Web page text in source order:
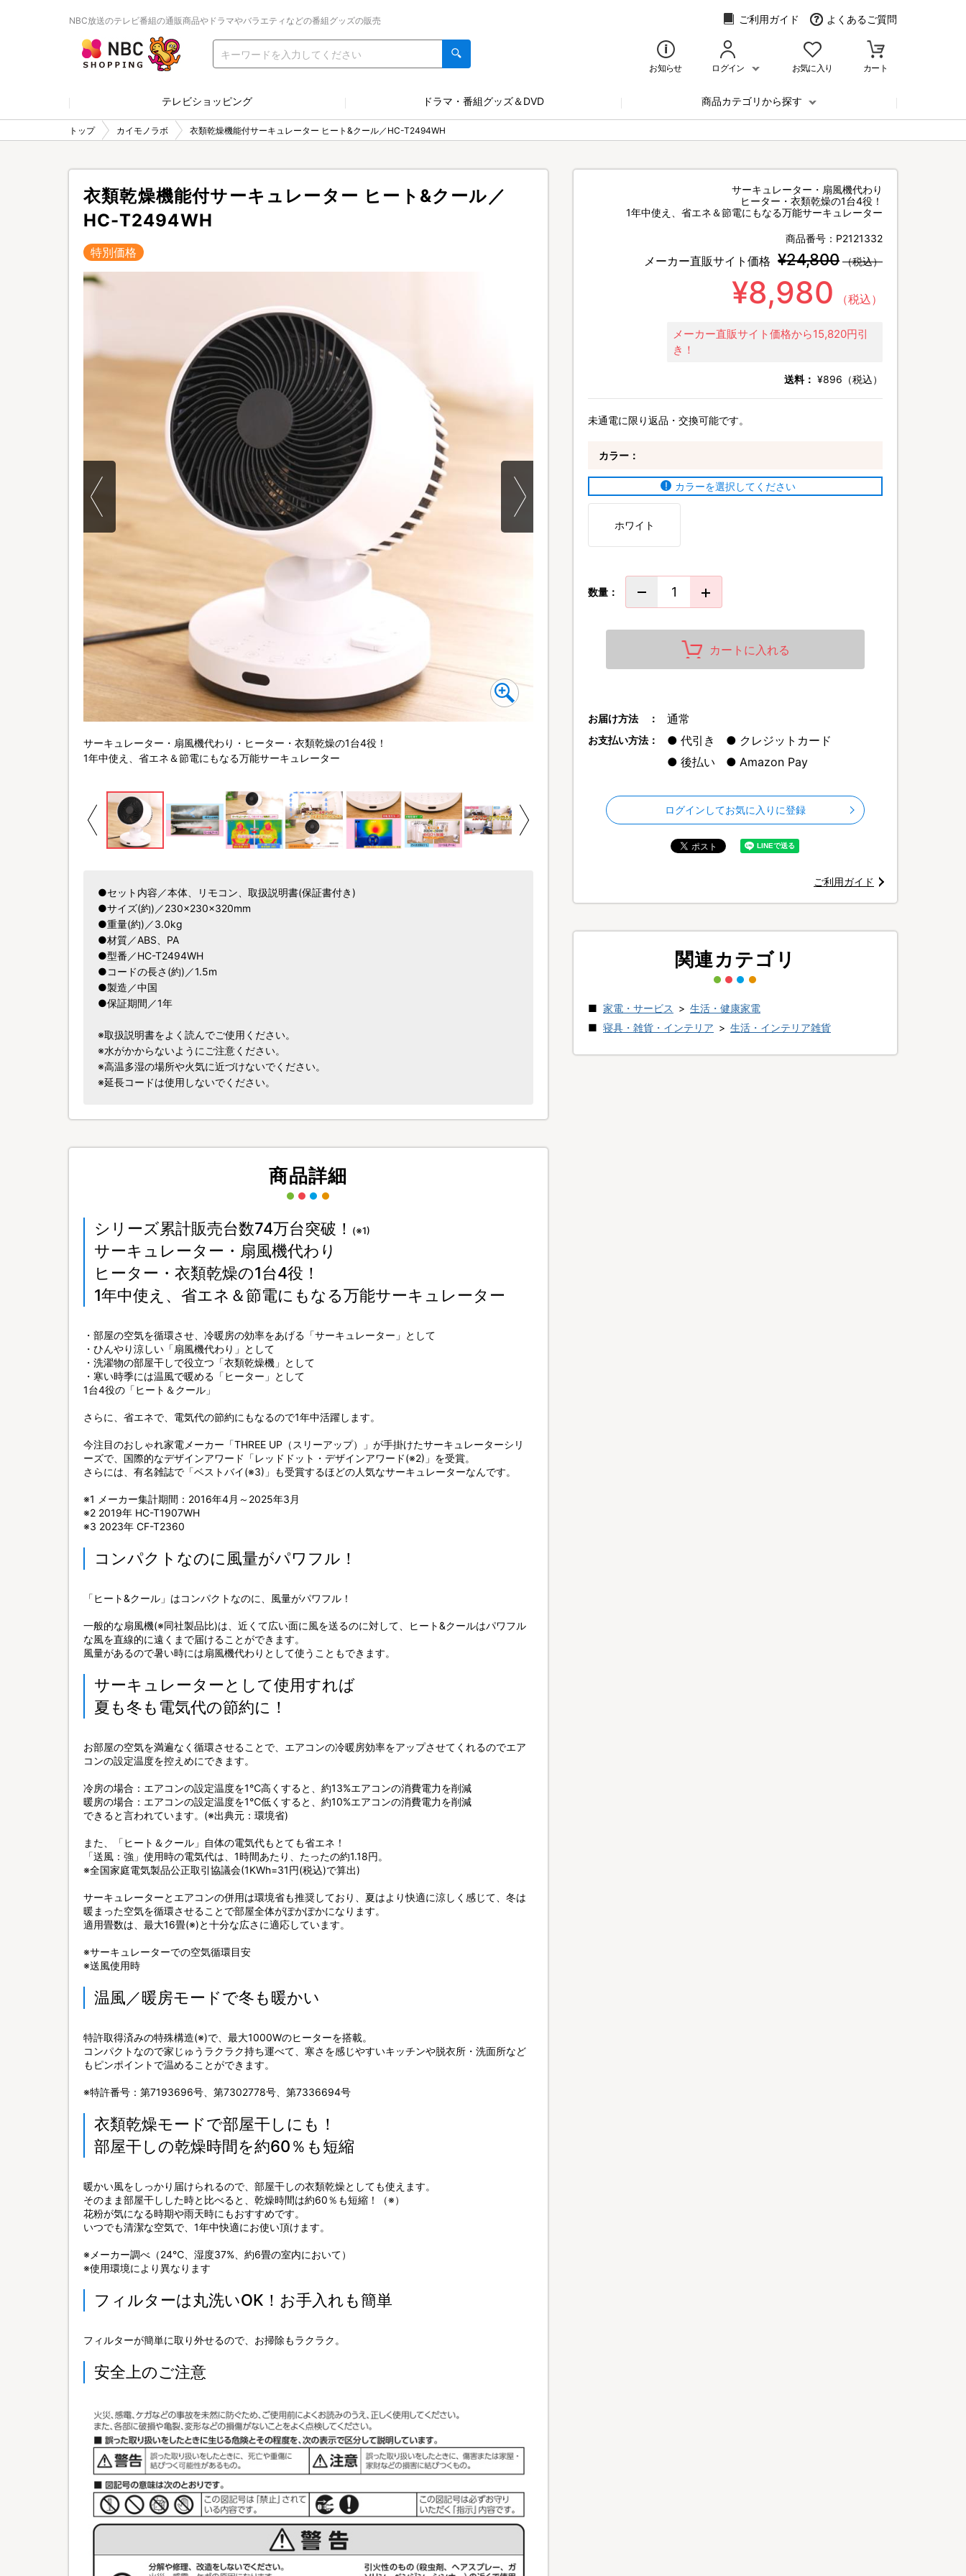
NBC放送のテレビ番組の通販商品やドラマやバラエティなどの番組グッズの販売 ご利用ガイド よくあるご質問
お知らせ ログイン お気に入り カート
テレビショッピング ドラマ・番組グッズ＆DVD 商品カテゴリから探す
トップ カイモノラボ 衣類乾燥機能付サーキュレーター ヒート&クール／HC-T2494WH
衣類乾燥機能付サーキュレーター ヒート&クール／
HC-T2494WH
特別価格
サーキュレーター・扇風機代わり・ヒーター・衣類乾燥の1台4役！
1年中使え、省エネ＆節電にもなる万能サーキュレーター
ヒート&クールはコンパクトなのに、風量がパワフル！
風量があるので暑い時には扇風機代わりとして使うこともできます。
●セット内容／本体、リモコン、取扱説明書(保証書付き)
●サイズ(約)／230×230×320mm
●重量(約)／3.0kg
●材質／ABS、PA
●型番／HC-T2494WH
●コードの長さ(約)／1.5m
●製造／中国
●保証期間／1年
※取扱説明書をよく読んでご使用ください。
※水がかからないようにご注意ください。
※高温多湿の場所や火気に近づけないでください。
※延長コードは使用しないでください。
商品詳細
シリーズ累計販売台数74万台突破！ (※1)
サーキュレーター・扇風機代わり
ヒーター・衣類乾燥の1台4役！
1年中使え、省エネ＆節電にもなる万能サーキュレーター
・部屋の空気を循環させ、冷暖房の効率をあげる「サーキュレーター」として
・ひんやり涼しい「扇風機代わり」として
・洗濯物の部屋干しで役立つ「衣類乾燥機」として
・寒い時季には温風で暖める「ヒーター」として
1台4役の「ヒート＆クール」
さらに、省エネで、電気代の節約にもなるので1年中活躍します。
今注目のおしゃれ家電メーカー「THREE UP（スリーアップ）」が手掛けたサーキュレーターシリ
ーズで、国際的なデザインアワード「レッドドット・デザインアワード(※2)」を受賞。
さらには、有名雑誌で「ベストバイ(※3)」も受賞するほどの人気なサーキュレーターなんです。
※1 メーカー集計期間：2016年4月～2025年3月
※2 2019年 HC-T1907WH
※3 2023年 CF-T2360
コンパクトなのに風量がパワフル！
「ヒート&クール」はコンパクトなのに、風量がパワフル！
一般的な扇風機(※同社製品比)は、近くて広い面に風を送るのに対して、ヒート&クールはパワフル
な風を直線的に遠くまで届けることができます。
風量があるので暑い時には扇風機代わりとして使うこともできます。
サーキュレーターとして使用すれば
夏も冬も電気代の節約に！
お部屋の空気を満遍なく循環させることで、エアコンの冷暖房効率をアップさせてくれるのでエア
コンの設定温度を控えめにできます。
冷房の場合：エアコンの設定温度を1℃高くすると、約13%エアコンの消費電力を削減
暖房の場合：エアコンの設定温度を1℃低くすると、約10%エアコンの消費電力を削減
できると言われています。(※出典元：環境省)
また、「ヒート＆クール」自体の電気代もとても省エネ！
「送風：強」使用時の電気代は、1時間あたり、たったの約1.18円。
※全国家庭電気製品公正取引協議会(1KWh=31円(税込)で算出)
サーキュレーターとエアコンの併用は環境省も推奨しており、夏はより快適に涼しく感じて、冬は
暖まった空気を循環させることで部屋全体がぽかぽかになります。
適用畳数は、最大16畳(※)と十分な広さに適応しています。
※サーキュレーターでの空気循環目安
※送風使用時
温風／暖房モードで冬も暖かい
特許取得済みの特殊構造(※)で、最大1000Wのヒーターを搭載。
コンパクトなので家じゅうラクラク持ち運べて、寒さを感じやすいキッチンや脱衣所・洗面所など
もピンポイントで温めることができます。
※特許番号：第7193696号、第7302778号、第7336694号
衣類乾燥モードで部屋干しにも！
部屋干しの乾燥時間を約60％も短縮
暖かい風をしっかり届けられるので、部屋干しの衣類乾燥としても使えます。
そのまま部屋干しした時と比べると、乾燥時間は約60％も短縮！（※）
花粉が気になる時期や雨天時にもおすすめです。
いつでも清潔な空気で、1年中快適にお使い頂けます。
※メーカー調べ（24℃、湿度37%、約6畳の室内において）
※使用環境により異なります
フィルターは丸洗いOK！お手入れも簡単
フィルターが簡単に取り外せるので、お掃除もラクラク。
安全上のご注意
サーキュレーター・扇風機代わり
ヒーター・衣類乾燥の1台4役！
1年中使え、省エネ＆節電にもなる万能サーキュレーター
商品番号： P2121332
メーカー直販サイト価格 ¥24,800 （税込）
¥8,980 （税込）
メーカー直販サイト価格から15,820円引
き！
送料： ¥896（税込）
未通電に限り返品・交換可能です。
カラー：
カラーを選択してください
ホワイト
数量：
カートに入れる
お届け方法 ： 通常
お支払い方法： 代引き
クレジットカード
後払い
Amazon Pay
ログインしてお気に入りに登録
ご利用ガイド
関連カテゴリ
家電・サービス > 生活・健康家電
寝具・雑貨・インテリア > 生活・インテリア雑貨